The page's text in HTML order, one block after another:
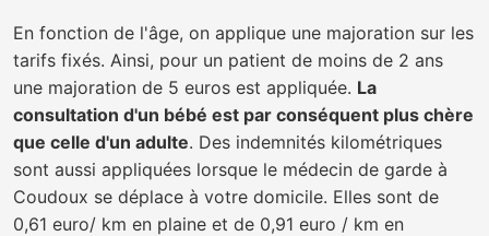
En fonction de l'âge, on applique une majoration sur les
tarifs fixés. Ainsi, pour un patient de moins de 2 ans
une majoration de 5 euros est appliquée. La
consultation d'un bébé est par conséquent plus chère
que celle d'un adulte. Des indemnités kilométriques
sont aussi appliquées lorsque le médecin de garde à
Coudoux se déplace à votre domicile. Elles sont de
0,61 euro/ km en plaine et de 0,91 euro / km en